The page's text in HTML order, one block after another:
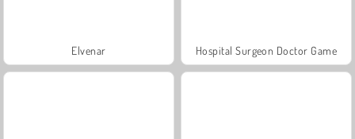
Elvenar Hospital Surgeon Doctor Game